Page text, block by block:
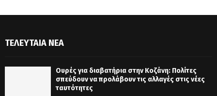
ΤΕΛΕΥΤΑΊΑ ΝΈΑ
Ουρές για διαβατήρια στην Κοζάνη: Πολίτες
σπεύδουν να προλάβουν τις αλλαγές στις νέες
ταυτότητες